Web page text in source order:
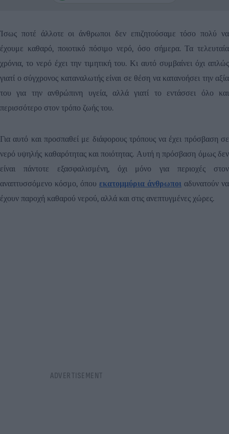
Ίσως ποτέ άλλοτε οι άνθρωποι δεν επιζητούσαμε τόσο πολύ να
έχουμε καθαρό, ποιοτικό πόσιμο νερό, όσο σήμερα. Τα τελευταία
χρόνια, το νερό έχει την τιμητική του. Κι αυτό συμβαίνει όχι απλώς
γιατί ο σύγχρονος καταναλωτής είναι σε θέση να κατανοήσει την αξία
του για την ανθρώπινη υγεία, αλλά γιατί το εντάσσει όλο και
περισσότερο στον τρόπο ζωής του.
Για αυτό και προσπαθεί με διάφορους τρόπους να έχει πρόσβαση σε
νερό υψηλής καθαρότητας και ποιότητας. Αυτή η πρόσβαση όμως δεν
είναι πάντοτε εξασφαλισμένη, όχι μόνο για περιοχές στον
αναπτυσσόμενο κόσμο, όπου εκατομμύρια άνθρωποι αδυνατούν να
έχουν παροχή καθαρού νερού, αλλά και στις ανεπτυγμένες χώρες.